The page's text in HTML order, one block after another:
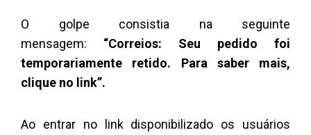
O golpe consistia na seguinte
mensagem: “Correios: Seu pedido foi
temporariamente retido. Para saber mais,
clique no link”.
Ao entrar no link disponibilizado os usuários